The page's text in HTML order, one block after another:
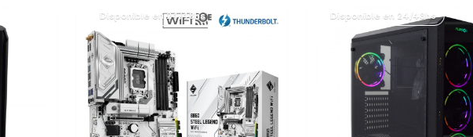
Disponible en 24/48hs Disponible en 24/48hs